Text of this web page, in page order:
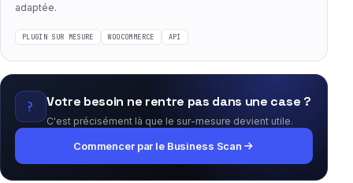
adaptée.
PLUGIN SUR MESURE WOOCOMMERCE API
? Votre besoin ne rentre pas dans une case ?
C'est précisément là que le sur-mesure devient utile.
Commencer par le Business Scan